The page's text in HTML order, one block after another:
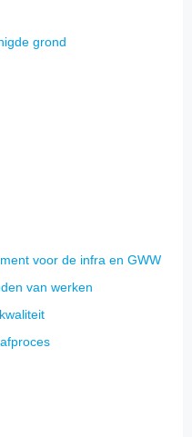
grond
voor de infra en GWW
van werken